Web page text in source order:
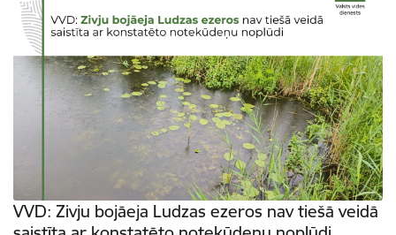
VVD: Zivju bojāeja Ludzas ezeros nav tiešā veidā